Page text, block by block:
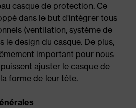
casque de protection. Ce
dans le but d'intégrer tous
(ventilation, système de
le design du casque. De plus,
important pour nous
ajuster le casque de
forme de leur tête.